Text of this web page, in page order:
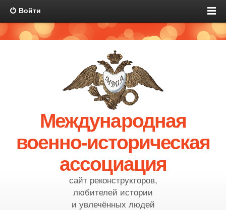
Войти
Международная
военно-историческая
ассоциация
сайт реконструкторов,
любителей истории
и увлечённых людей